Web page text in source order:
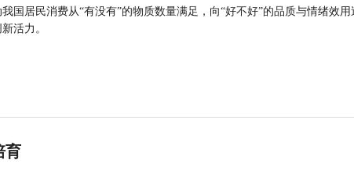
国居民消费从“有没有”的物质数量满足，向“好不好”的品质与情绪效用
活力。
育